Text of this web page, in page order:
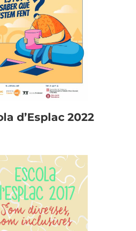
d’Esplac 2022